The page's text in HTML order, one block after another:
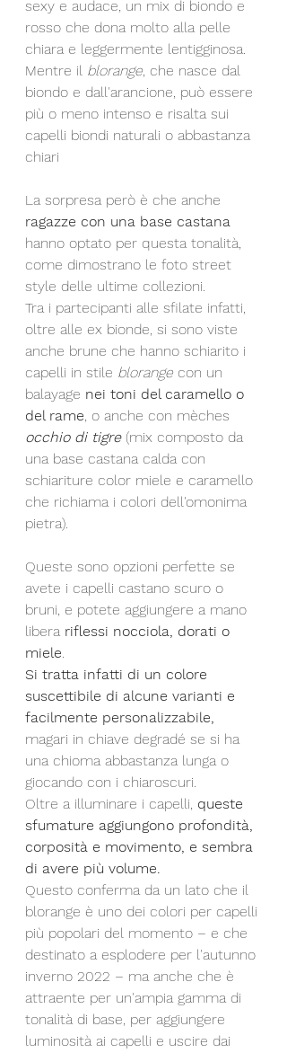
sexy e audace, un mix di biondo e
rosso che dona molto alla pelle
chiara e leggermente lentigginosa.
Mentre il blorange, che nasce dal
biondo e dall'arancione, può essere
più o meno intenso e risalta sui
capelli biondi naturali o abbastanza
chiari
La sorpresa però è che anche
ragazze con una base castana
hanno optato per questa tonalità,
come dimostrano le foto street
style delle ultime collezioni.
Tra i partecipanti alle sfilate infatti,
oltre alle ex bionde, si sono viste
anche brune che hanno schiarito i
capelli in stile blorange con un
balayage nei toni del caramello o
del rame, o anche con mèches
occhio di tigre (mix composto da
una base castana calda con
schiariture color miele e caramello
che richiama i colori dell'omonima
pietra).
Queste sono opzioni perfette se
avete i capelli castano scuro o
bruni, e potete aggiungere a mano
libera riflessi nocciola, dorati o
miele.
Si tratta infatti di un colore
suscettibile di alcune varianti e
facilmente personalizzabile,
magari in chiave degradé se si ha
una chioma abbastanza lunga o
giocando con i chiaroscuri.
Oltre a illuminare i capelli, queste
sfumature aggiungono profondità,
corposità e movimento, e sembra
di avere più volume.
Questo conferma da un lato che il
blorange è uno dei colori per capelli
più popolari del momento – e che
destinato a esplodere per l'autunno
inverno 2022 – ma anche che è
attraente per un'ampia gamma di
tonalità di base, per aggiungere
luminosità ai capelli e uscire dai